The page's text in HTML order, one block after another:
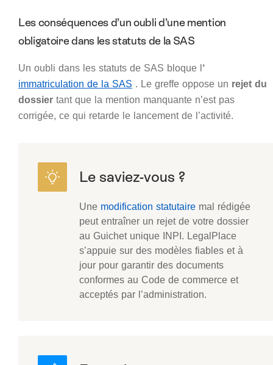
Les conséquences d’un oubli d’une mention
obligatoire dans les statuts de la SAS
Un oubli dans les statuts de SAS bloque l‘
immatriculation de la SAS . Le greffe oppose un rejet du
dossier tant que la mention manquante n’est pas
corrigée, ce qui retarde le lancement de l’activité.
Une modification statutaire mal rédigée
peut entraîner un rejet de votre dossier
au Guichet unique INPI. LegalPlace
s’appuie sur des modèles fiables et à
jour pour garantir des documents
conformes au Code de commerce et
acceptés par l’administration.